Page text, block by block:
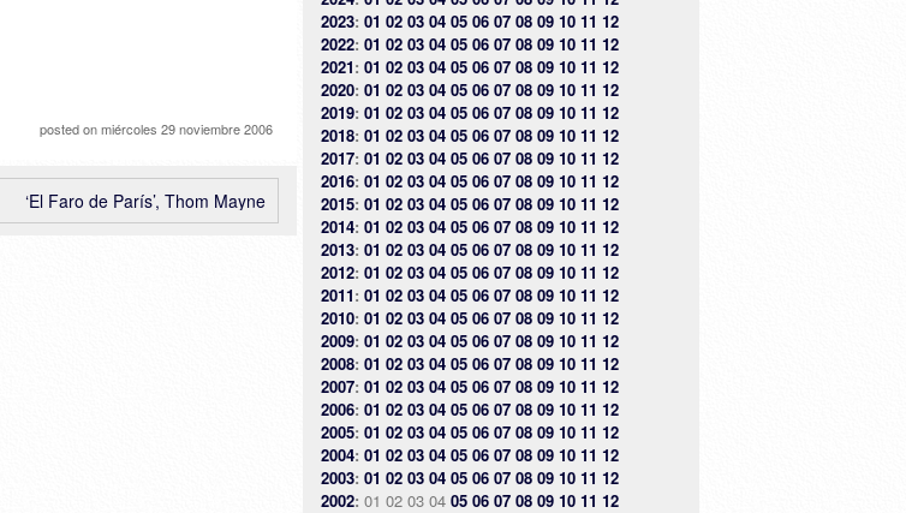
posted onmiércoles 29 noviembre 2006
‘El Faro de París’, Thom Mayne
2023: 01 02 03 04 05 06 07 08 09 10 11 12
2022: 01 02 03 04 05 06 07 08 09 10 11 12
2021: 01 02 03 04 05 06 07 08 09 10 11 12
2020: 01 02 03 04 05 06 07 08 09 10 11 12
2019: 01 02 03 04 05 06 07 08 09 10 11 12
2018: 01 02 03 04 05 06 07 08 09 10 11 12
2017: 01 02 03 04 05 06 07 08 09 10 11 12
2016: 01 02 03 04 05 06 07 08 09 10 11 12
2015: 01 02 03 04 05 06 07 08 09 10 11 12
2014: 01 02 03 04 05 06 07 08 09 10 11 12
2013: 01 02 03 04 05 06 07 08 09 10 11 12
2012: 01 02 03 04 05 06 07 08 09 10 11 12
2011: 01 02 03 04 05 06 07 08 09 10 11 12
2010: 01 02 03 04 05 06 07 08 09 10 11 12
2009: 01 02 03 04 05 06 07 08 09 10 11 12
2008: 01 02 03 04 05 06 07 08 09 10 11 12
2007: 01 02 03 04 05 06 07 08 09 10 11 12
2006: 01 02 03 04 05 06 07 08 09 10 11 12
2005: 01 02 03 04 05 06 07 08 09 10 11 12
2004: 01 02 03 04 05 06 07 08 09 10 11 12
2003: 01 02 03 04 05 06 07 08 09 10 11 12
2002: 01 02 03 04 05 06 07 08 09 10 11 12